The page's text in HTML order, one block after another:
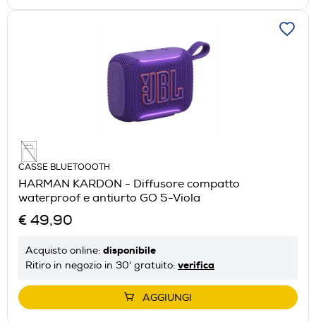
CASSE BLUETOOOTH
HARMAN KARDON - Diffusore compatto
waterproof e antiurto GO 5-Viola
€ 49,90
Acquisto online: disponibile
Ritiro in negozio in 30' gratuito: verifica
AGGIUNGI